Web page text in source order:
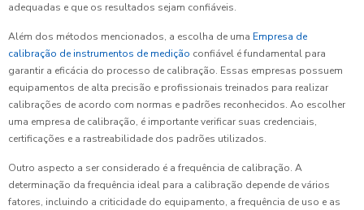
adequadas e que os resultados sejam confiáveis.
Além dos métodos mencionados, a escolha de uma Empresa de
calibração de instrumentos de medição confiável é fundamental para
garantir a eficácia do processo de calibração. Essas empresas possuem
equipamentos de alta precisão e profissionais treinados para realizar
calibrações de acordo com normas e padrões reconhecidos. Ao escolher
uma empresa de calibração, é importante verificar suas credenciais,
certificações e a rastreabilidade dos padrões utilizados.
Outro aspecto a ser considerado é a frequência de calibração. A
determinação da frequência ideal para a calibração depende de vários
fatores, incluindo a criticidade do equipamento, a frequência de uso e as